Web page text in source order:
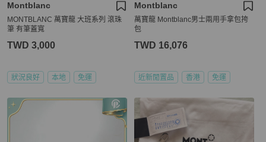
Montblanc
MONTBLANC 萬寶龍 大班系列 滾珠
筆 有筆蓋寬
TWD 3,000
狀況良好 本地 免運
Montblanc
萬寶龍 Montblanc男士兩用手拿包挎
包
TWD 16,076
近新閒置品 香港 免運